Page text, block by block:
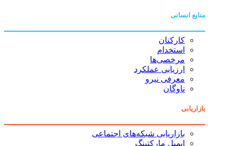
منابع انسانی
کارکنان
استخدام
مرخصی‌ها
ارزیابی عملکرد
معرفی نیرو
ناوگان
بازاریابی
بازاریابی شبکه‌های اجتماعی
ایمیل مارکتینگ